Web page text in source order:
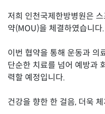
저희 인천국제한방병원은
약(MOU)을 체결하였습니다.
이번 협약을 통해 운동과 의
단순한 치료를 넘어 예방과
력할 예정입니다.
건강을 향한 한 걸음, 더욱